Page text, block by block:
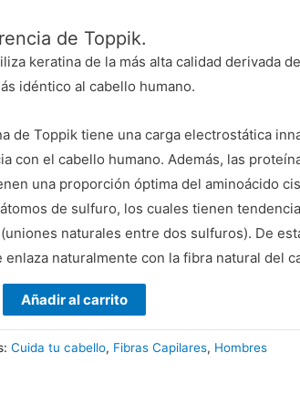
de Toppik.
keratina de la más alta calidad derivada
idéntico al cabello humano.
de Toppik tiene una carga electrostática
con el cabello humano. Además, las
una proporción óptima del aminoácido
de sulfuro, los cuales tienen
naturales entre dos sulfuros). De
enlaza naturalmente con la fibra natural del
Añadir al carrito
Cuida tu cabello, Fibras Capilares, Hombres